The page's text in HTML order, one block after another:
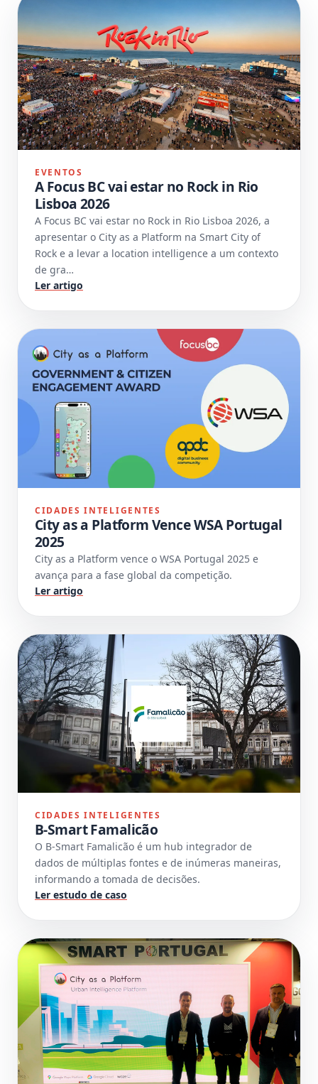
EVENTOS
A Focus BC vai estar no Rock in Rio
Lisboa 2026
A Focus BC vai estar no Rock in Rio Lisboa 2026, a
apresentar o City as a Platform na Smart City of
Rock e a levar a location intelligence a um contexto
de gra…
Ler artigo
CIDADES INTELIGENTES
City as a Platform Vence WSA Portugal
2025
City as a Platform vence o WSA Portugal 2025 e
avança para a fase global da competição.
Ler artigo
CIDADES INTELIGENTES
B-Smart Famalicão
O B-Smart Famalicão é um hub integrador de
dados de múltiplas fontes e de inúmeras maneiras,
informando a tomada de decisões.
Ler estudo de caso